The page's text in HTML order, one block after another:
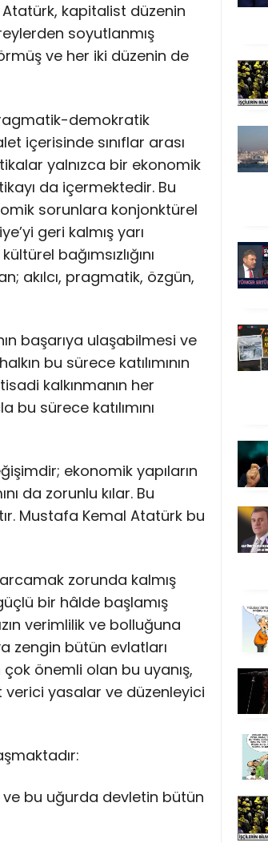
kapitalist düzenin
soyutlanmış
ve her iki düzenin de
demokratik
içerisinde sınıflar arası
yalnızca bir ekonomik
da içermektedir. Bu
sorunlara konjonktürel
geri kalmış yarı
bağımsızlığını
akılcı, pragmatik, özgün,
başarıya ulaşabilmesi ve
bu sürece katılımının
kalkınmanın her
sürece katılımını
ekonomik yapıların
da zorunlu kılar. Bu
Mustafa Kemal Atatürk bu
zorunda kalmış
bir hâlde başlamış
verimlilik ve bolluğuna
zengin bütün evlatları
önemli olan bu uyanış,
verici yasalar ve düzenleyici
ve bu uğurda devletin bütün